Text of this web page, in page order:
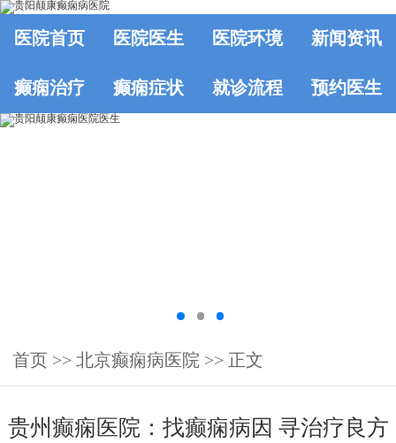
医院首页 医院医生 医院环境 新闻资讯
癫痫治疗 癫痫症状 就诊流程 预约医生
首页 >> 北京癫痫病医院 >> 正文
贵州癫痫医院：找癫痫病因 寻治疗良方